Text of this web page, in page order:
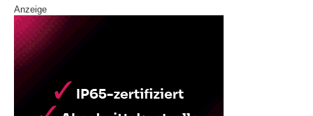
Anzeige